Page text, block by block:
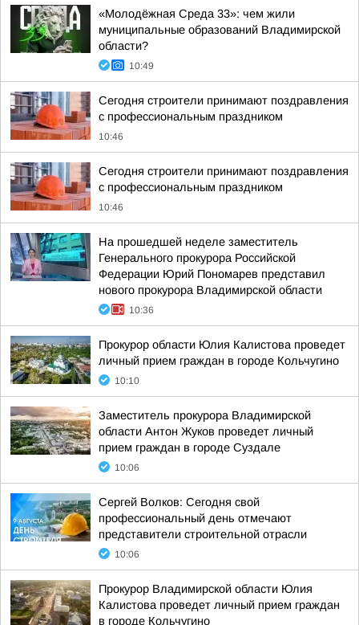
«Молодёжная Среда 33»: чем жили
муниципальные образований Владимирской
области?
10:49
Сегодня строители принимают поздравления
с профессиональным праздником
10:46
Сегодня строители принимают поздравления
с профессиональным праздником
10:46
На прошедшей неделе заместитель
Генерального прокурора Российской
Федерации Юрий Пономарев представил
нового прокурора Владимирской области
10:36
Прокурор области Юлия Калистова проведет
личный прием граждан в городе Кольчугино
10:10
Заместитель прокурора Владимирской
области Антон Жуков проведет личный
прием граждан в городе Суздале
10:06
Сергей Волков: Сегодня свой
профессиональный день отмечают
представители строительной отрасли
10:06
Прокурор Владимирской области Юлия
Калистова проведет личный прием граждан
в городе Кольчугино